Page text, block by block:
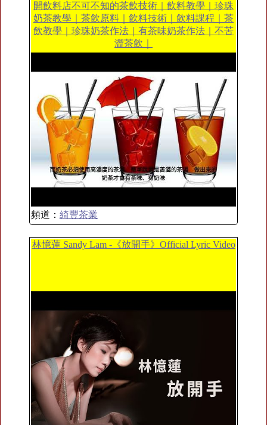
開飲料店不可不知的茶飲技術｜飲料教學｜珍珠
奶茶教學｜茶飲原料｜飲料技術｜飲料課程｜茶
飲教學｜珍珠奶茶作法｜有茶味奶茶作法｜不苦
澀茶飲｜
頻道： 綺豐茶業
林憶蓮 Sandy Lam -《放開手》Official Lyric Video